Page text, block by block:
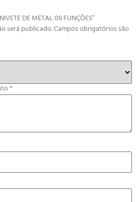
DE METAL 09 FUNÇÕES”
será publicado.Campos obrigatórios são
*